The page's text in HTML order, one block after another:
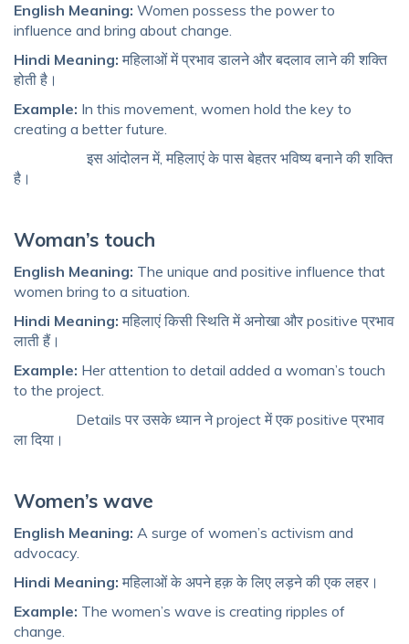
English Meaning: Women possess the power to
influence and bring about change.
Hindi Meaning: महिलाओं में प्रभाव डालने और बदलाव लाने की शक्ति
होती है।
Example: In this movement, women hold the key to
creating a better future.
इस आंदोलन में, महिलाएं के पास बेहतर भविष्य बनाने की शक्ति
है।
Woman’s touch
English Meaning: The unique and positive influence that
women bring to a situation.
Hindi Meaning: महिलाएं किसी स्थिति में अनोखा और positive प्रभाव
लाती हैं।
Example: Her attention to detail added a woman’s touch
to the project.
Details पर उसके ध्यान ने project में एक positive प्रभाव
ला दिया।
Women’s wave
English Meaning: A surge of women’s activism and
advocacy.
Hindi Meaning: महिलाओं के अपने हक़ के लिए लड़ने की एक लहर।
Example: The women’s wave is creating ripples of
change.